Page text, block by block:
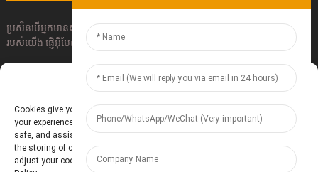
ប្រសិនបើអ្នកមានសំណួរអំពីផលិតផលរបស់យើង សូមប្រើប្រាស់ព័ត៌មានទំនាក់ទំនង
របស់យើង ផ្ញើអ៊ីមែល ឬទូរស័ព្ទមកយើងដោយផ្ទាល់។
Manage Cookie Consent
Cookies give you a personalized experience. Cookie files help us to enhance
your experience using our website, simplify navigation, keep our website
safe, and assist in our marketing efforts. By clicking "Accept", you agree to
the storing of cookies on your device for these purposes. Click "Adjust" to
adjust your cookie preferences. For more information, review our Cookies